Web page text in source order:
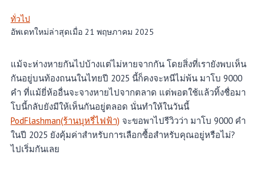
ทั่วไป
อัพเดทใหม่ล่าสุดเมื่อ 21 พฤษภาคม 2025
แม้จะห่างหายกันไปบ้างแต่ไม่หายจากกัน โดยสิ่งที่เรายังพบเห็น
กันอยู่บนท้องถนนในไทยปี 2025 นี้ก็คงจะหนีไม่พ้น มาโบ 9000
คำ ที่แม้ยี่ห้ออื่นจะจางหายไปจากตลาด แต่พอตใช้แล้วทิ้งชื่อมา
โบนี้กลับยังมีให้เห็นกันอยู่ตลอด นั่นทำให้ในวันนี้
PodFlashman(ร้านบุหรี่ไฟฟ้า) จะขอพาไปรีวิวว่า มาโบ 9000 คำ
ในปี 2025 ยังคุ้มค่าสำหรับการเลือกซื้อสำหรับคุณอยู่หรือไม่?
ไปเริ่มกันเลย